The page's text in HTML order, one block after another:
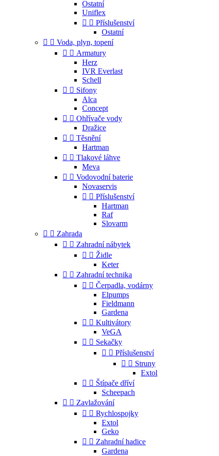
Ostatní
Uniflex
  Příslušenství
Ostatní
  Voda, plyn, topení
  Armatury
Herz
IVR Everlast
Schell
  Sifony
Alca
Concept
  Ohřívače vody
Dražice
  Těsnění
Hartman
  Tlakové láhve
Meva
  Vodovodní baterie
Novaservis
  Příslušenství
Hartman
Raf
Slovarm
  Zahrada
  Zahradní nábytek
  Židle
Keter
  Zahradní technika
  Čerpadla, vodárny
Elpumps
Fieldmann
Gardena
  Kultivátory
VeGA
  Sekačky
  Příslušenství
  Struny
Extol
  Štípače dříví
Scheepach
  Zavlažování
  Rychlospojky
Extol
Geko
  Zahradní hadice
Gardena